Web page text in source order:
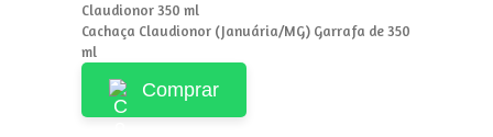
Claudionor 350 ml
Cachaça Claudionor (Januária/MG) Garrafa de 350
ml
Comprar